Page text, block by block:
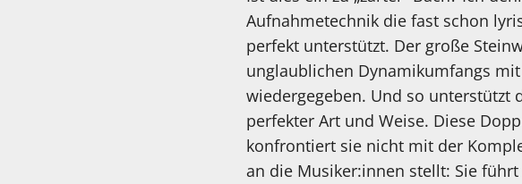
Aufnahmetechnik die fast schon
perfekt unterstützt. Der große
unglaublichen Dynamikumfangs
wiedergegeben. Und so unterstützt
perfekter Art und Weise. Diese
konfrontiert sie nicht mit der
an die Musiker:innen stellt: Sie